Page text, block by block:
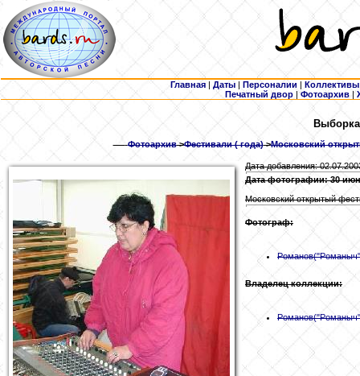
Главная | Даты | Персоналии | Коллективы
Печатный двор |Фотоархив |
Фотоархив>Фестивали ( года)>Московский
Дата добавления:
Дата фотографии: 30
Московский открытый
Фотограф:
Романов
Владелец коллекции:
Романов